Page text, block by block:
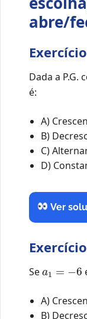
abre/
Dada a P.G.
é:
A)
B)
C)
D)
Ver
Se
A)
B)